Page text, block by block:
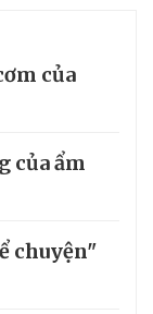
của
của ẩm
chuyện"